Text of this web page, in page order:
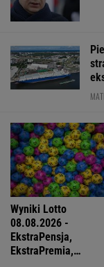
Wyniki Lotto
08.08.2026 -
EkstraPensja,
EkstraPremia,